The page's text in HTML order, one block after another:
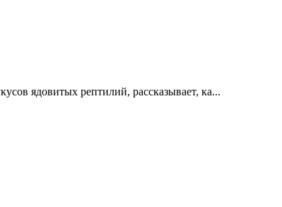
ядовитых рептилий, рассказывает, ка...